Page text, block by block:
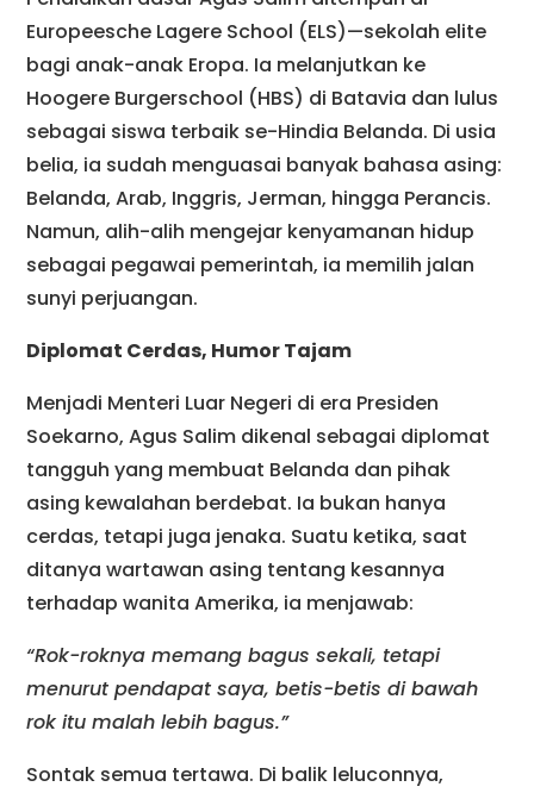
Europeesche Lagere School (ELS)—sekolah elite
bagi anak-anak Eropa. Ia melanjutkan ke
Hoogere Burgerschool (HBS) di Batavia dan lulus
sebagai siswa terbaik se-Hindia Belanda. Di usia
belia, ia sudah menguasai banyak bahasa asing:
Belanda, Arab, Inggris, Jerman, hingga Perancis.
Namun, alih-alih mengejar kenyamanan hidup
sebagai pegawai pemerintah, ia memilih jalan
sunyi perjuangan.
Diplomat Cerdas, Humor Tajam
Menjadi Menteri Luar Negeri di era Presiden
Soekarno, Agus Salim dikenal sebagai diplomat
tangguh yang membuat Belanda dan pihak
asing kewalahan berdebat. Ia bukan hanya
cerdas, tetapi juga jenaka. Suatu ketika, saat
ditanya wartawan asing tentang kesannya
terhadap wanita Amerika, ia menjawab:
“Rok-roknya memang bagus sekali, tetapi
menurut pendapat saya, betis-betis di bawah
rok itu malah lebih bagus.”
Sontak semua tertawa. Di balik leluconnya,